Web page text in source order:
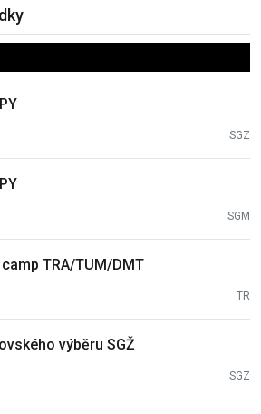
SGZ
SGM
TRA/TUM/DMT
TR
výběru SGŽ
SGZ